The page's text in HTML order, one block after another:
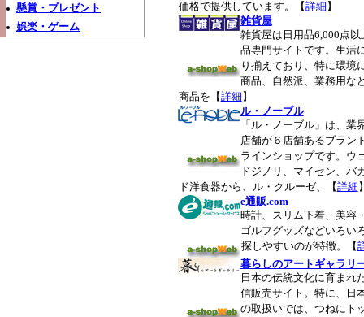
懸賞・プレゼント
娯楽・ゲーム
価格で提供しています。【詳細 】
雑貨屋
雑貨屋は日用品6,000点
品専門サイトです。生活
り揃えており、特に環境
商品、自然派、業務用な
商品を【詳細 】
ル・ノーブル
「ル・ノーブル」は、業
店舗が６店舗あるブラン
ラインショップです。ウ
ドジノリ、マイセン、バ
ド洋食器から、ル・クルーゼ、【詳細
e通販.com
時計、スリム下着、美容
ゴルフグッズなどいろい
探しやすいのが特徴。【
暮らしのアートギャラリ
日本の伝統文化に育まれ
信販売サイト。特に、日
の取扱いでは、つねにト